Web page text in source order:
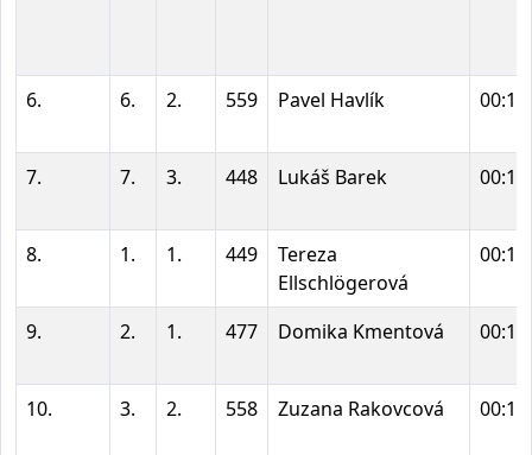
6. 6. 2. 559 Pavel Havlík
7. 7. 3. 448 Lukáš Barek
8. 1. 1. 449
Tereza
Ellschlögerová
9. 2. 1. 477 Domika Kmentová
10. 3. 2. 558 Zuzana Rakovcová